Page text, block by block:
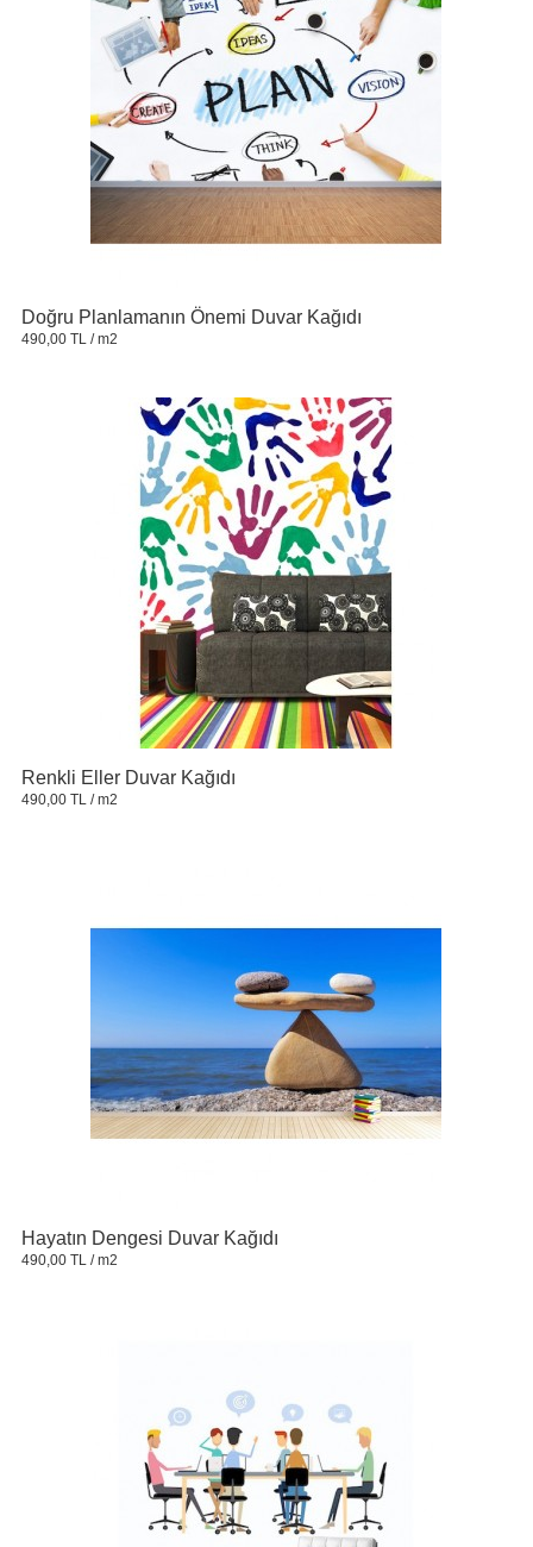
Doğru Planlamanın Önemi Duvar Kağıdı
490,00 TL / m2
Renkli Eller Duvar Kağıdı
490,00 TL / m2
Hayatın Dengesi Duvar Kağıdı
490,00 TL / m2